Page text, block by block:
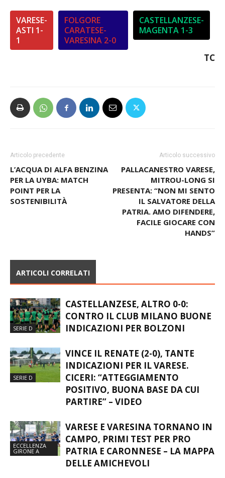
VARESE-
ASTI 1-
1
FOLGORE
CARATESE-
VARESINA 2-0
CASTELLANZESE-
MAGENTA 1-3
TC
Articolo precedente
L’ACQUA DI ALFA BENZINA
PER LA UYBA: MATCH
POINT PER LA
SOSTENIBILITÀ
Articolo successivo
PALLACANESTRO VARESE,
MITROU-LONG SI
PRESENTA: “NON MI SENTO
IL SALVATORE DELLA
PATRIA. AMO DIFENDERE,
FACILE GIOCARE CON
HANDS”
ARTICOLI CORRELATI
SERIE D
CASTELLANZESE, ALTRO 0-0:
CONTRO IL CLUB MILANO BUONE
INDICAZIONI PER BOLZONI
SERIE D
VINCE IL RENATE (2-0), TANTE
INDICAZIONI PER IL VARESE.
CICERI: “ATTEGGIAMENTO
POSITIVO, BUONA BASE DA CUI
PARTIRE” – VIDEO
ECCELLENZA
GIRONE A
VARESE E VARESINA TORNANO IN
CAMPO, PRIMI TEST PER PRO
PATRIA E CARONNESE – LA MAPPA
DELLE AMICHEVOLI